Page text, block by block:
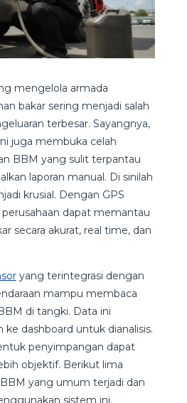
mengelola armada
bakar sering menjadi salah
terbesar. Sayangnya,
juga membuka celah
BBM yang sulit terpantau
laporan manual. Di sinilah
krusial. Dengan GPS
perusahaan dapat memantau
secara akurat, real time, dan
yang terintegrasi dengan
mampu membaca
di tangki. Data ini
dashboard untuk dianalisis.
penyimpangan dapat
objektif. Berikut lima
yang umum terjadi dan
sistem ini.